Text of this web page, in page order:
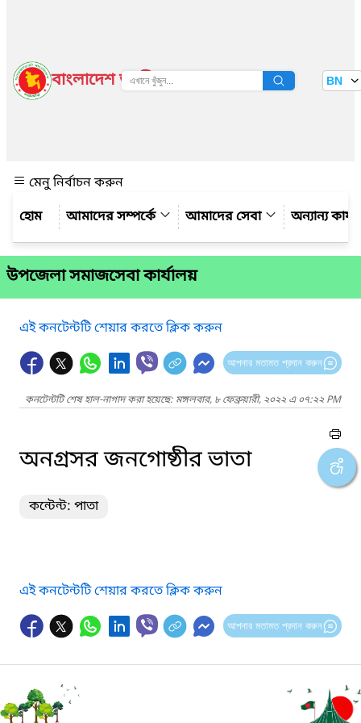
বাংলাদেশ জাতীয় তথ্য বাতায়ন BN
মেনু নির্বাচন করুন
আমাদের সম্পর্কে
আমাদের সেবা অন্যান্য
উপজেলা সমাজসেবা কার্যালয়
এই কনটেন্টটি শেয়ার করতে ক্লিক করুন
আপনার মতামত প্রদান করুন
কনটেন্টটি শেষ হাল-নাগাদ করা হয়েছে: মঙ্গলবার, ৮ ফেব্রুয়ারী, ২০২২ এ ০৭:২২ PM
অনগ্রসর জনগোষ্ঠীর ভাতা
কন্টেন্ট: পাতা
এই কনটেন্টটি শেয়ার করতে ক্লিক করুন
আপনার মতামত প্রদান করুন